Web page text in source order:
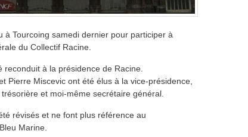
à Tourcoing samedi dernier pour participer à
du Collectif Racine.
reconduit à la présidence de Racine.
Pierre Miscevic ont été élus à la vice-présidence,
et moi-même secrétaire général.
révisés et ne font plus référence au
Marine.